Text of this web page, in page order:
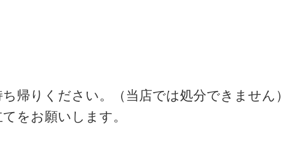
帰りください。（当店では処分できません）
をお願いします。